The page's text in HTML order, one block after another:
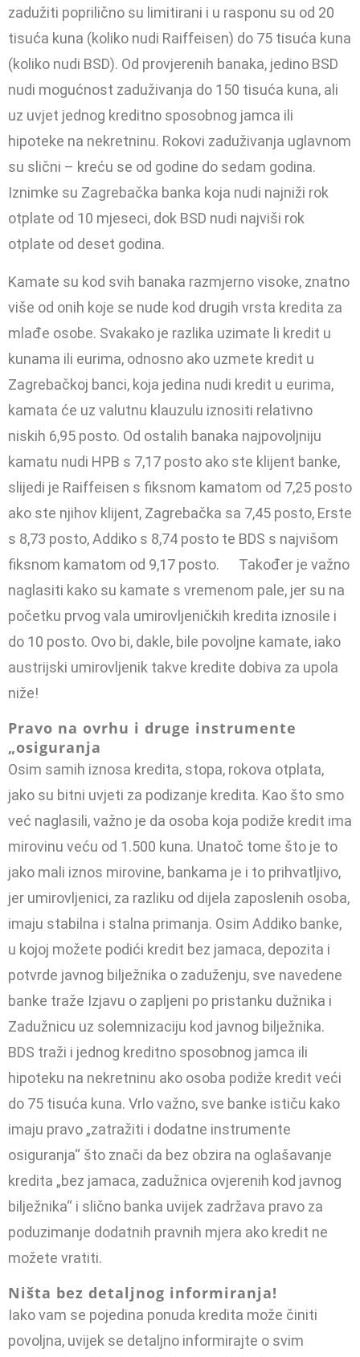
zadužiti poprilično su limitirani i u rasponu su od 20
tisuća kuna (koliko nudi Raiffeisen) do 75 tisuća kuna
(koliko nudi BSD). Od provjerenih banaka, jedino BSD
nudi mogućnost zaduživanja do 150 tisuća kuna, ali
uz uvjet jednog kreditno sposobnog jamca ili
hipoteke na nekretninu. Rokovi zaduživanja uglavnom
su slični – kreću se od godine do sedam godi­na.
Iznimke su Zagrebačka banka koja nudi najniži rok
otplate od 10 mjeseci, dok BSD nudi najviši rok
otplate od deset godina.
Kamate su kod svih banaka razmjerno visoke, znatno
više od onih koje se nude kod drugih vrsta kredita za
mlađe osobe. Svaka­ko je razlika uzimate li kredit u
kunama ili eurima, odnosno ako uzmete kredit u
Zagrebačkoj banci, koja jedina nudi kredit u eurima,
kamata će uz valutnu klauzulu iznositi relativno
niskih 6,95 posto. Od ostalih banaka najpovoljniju
kamatu nudi HPB s 7,17 posto ako ste klijent banke,
slijedi je Raiffeisen s fiksnom kamatom od 7,25 posto
ako ste njihov klijent, Zagrebačka sa 7,45 posto, Erste
s 8,73 posto, Addiko s 8,74 posto te BDS s najvišom
fiksnom kamatom od 9,17 posto. Također je važno
naglasiti kako su kamate s vremenom pale, jer su na
početku prvog vala umirovljeničkih kredita iznosile i
do 10 posto. Ovo bi, dakle, bile povoljne kamate, iako
austrijski umi­rovljenik takve kredite dobiva za upola
niže!
Pravo na ovrhu i druge instrumente
„osiguranja
Osim samih iznosa kredita, stopa, rokova otplata,
jako su bitni uv­jeti za podizanje kredita. Kao što smo
već naglasili, važno je da oso­ba koja podiže kredit ima
mirovinu veću od 1.500 kuna. Unatoč tome što je to
jako mali iznos mirovine, bankama je i to prihvatljivo,
jer um­irovljenici, za razliku od dijela zaposlenih osoba,
imaju stabilna i stal­na primanja. Osim Addiko banke,
u kojoj možete podići kredit bez ja­maca, depozita i
potvrde javnog bilježnika o zaduženju, sve navede­ne
banke traže Izjavu o zapljeni po pristanku dužnika i
Zadužnicu uz solemnizaciju kod javnog bilježnika.
BDS traži i jednog kreditno spo­sobnog jamca ili
hipoteku na nekretninu ako osoba podiže kredit ve­ći
do 75 tisuća kuna. Vrlo važno, sve banke ističu kako
imaju pravo „zatražiti i dodatne instrumente
osiguranja“ što znači da bez obzira na oglašavanje
kredita „bez jamaca, zadužnica ovjerenih kod javnog
bilježnika“ i slično banka uvijek zadržava pravo za
poduzimanje do­datnih pravnih mjera ako kredit ne
možete vratiti.
Ništa bez detaljnog informiranja!
Iako vam se pojedina ponuda kredita može činiti
povoljna, uvijek se detaljno informirajte o svim